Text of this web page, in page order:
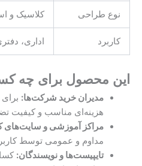
نوع طراحی کلاسیک و
کاربرد اداری،
این محصول برای چه
مدیران خرید شرکت‌ها:
هزینه‌ای مناسب و کیفیت
مراکز آموزشی و سایت‌های
مداوم و عمومی توسط
تایپیست‌ها و نویسندگان: